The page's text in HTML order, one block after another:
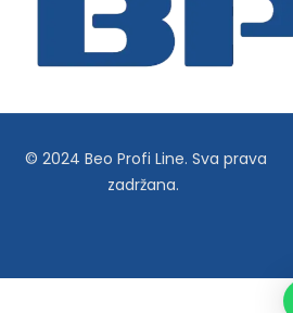
© 2024 Beo Profi Line. Sva prava
zadržana.